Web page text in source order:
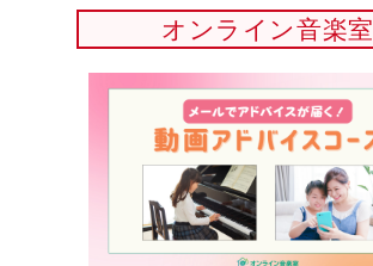
オンライン音楽室